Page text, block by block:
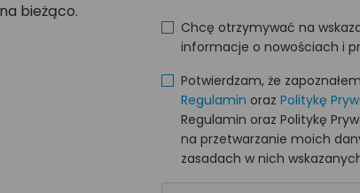
bieżąco.
Chcę otrzymywać na
informacje o nowościach i
Potwierdzam, że
Regulamin oraz Politykę
Regulamin oraz Politykę
na przetwarzanie moich
zasadach w nich